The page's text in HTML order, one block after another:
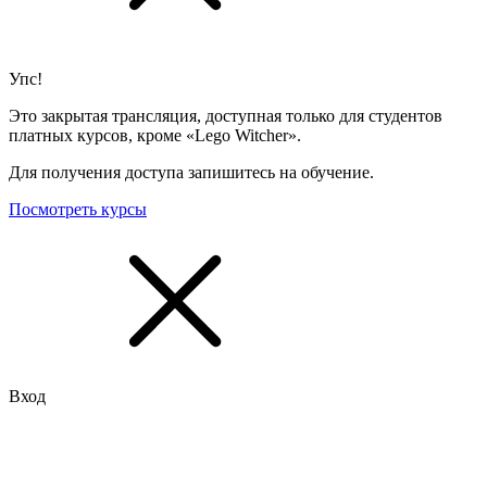
Упс!
Это закрытая трансляция, доступная только для студентов
платных курсов, кроме «Lego Witcher».
Для получения доступа запишитесь на обучение.
Посмотреть курсы
Вход